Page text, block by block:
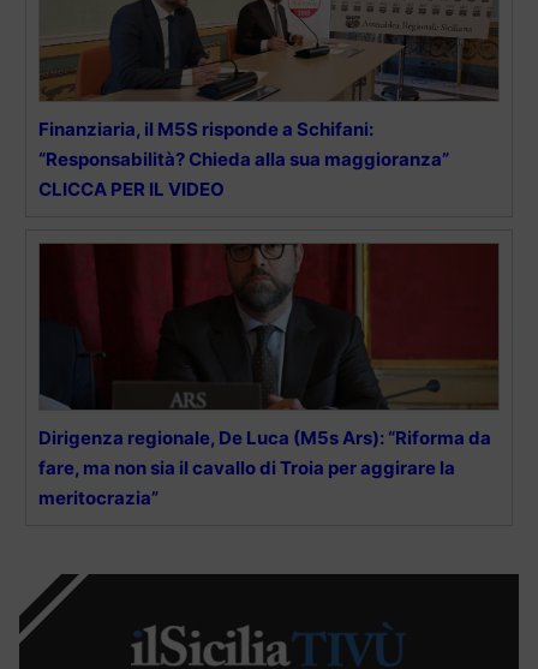
Finanziaria, il M5S risponde a Schifani:
“Responsabilità? Chieda alla sua maggioranza”
CLICCA PER IL VIDEO
Dirigenza regionale, De Luca (M5s Ars): “Riforma da
fare, ma non sia il cavallo di Troia per aggirare la
meritocrazia”